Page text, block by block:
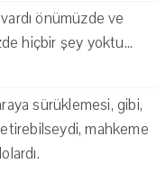
önümüzde ve
hiçbir şey yoktu...
sürüklemesi, gibi,
mahkeme